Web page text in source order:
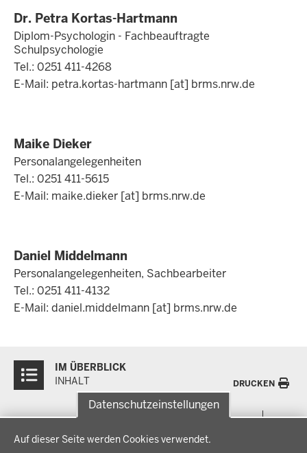
Datenschutzeinstellungen
Auf dieser Seite werden Cookies verwendet.
Dr. Petra Kortas-Hartmann
Diplom-Psychologin - Fachbeauftragte
Schulpsychologie
Tel.: 0251 411-4268
E-Mail: petra.kortas-hartmann [at] brms.nrw.de
Maike Dieker
Personalangelegenheiten
Tel.: 0251 411-5615
E-Mail: maike.dieker [at] brms.nrw.de
Daniel Middelmann
Personalangelegenheiten, Sachbearbeiter
Tel.: 0251 411-4132
E-Mail: daniel.middelmann [at] brms.nrw.de
Inhalte
IM ÜBERBLICK
INHALT
DRUCKEN
Menü
der
THEMEN